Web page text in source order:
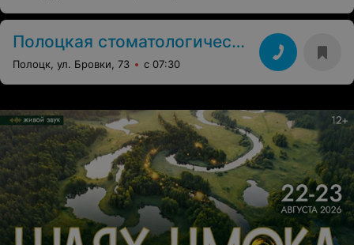
Полоцкая стоматологическая поликлиника
Полоцк, ул. Бровки, 73 с 07:30